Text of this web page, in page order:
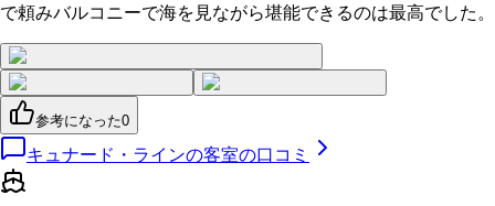
で頼みバルコニーで海を見ながら堪能できるのは最高でした。
参考になった0
キュナード・ラインの客室の口コミ